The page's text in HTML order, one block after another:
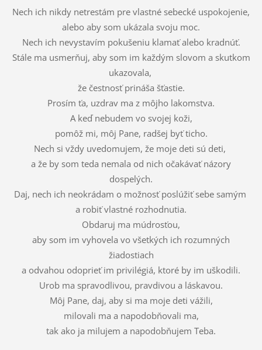
Nech ich nikdy netrestám pre vlastné sebecké uspokojenie,
alebo aby som ukázala svoju moc.
Nech ich nevystavím pokušeniu klamať alebo kradnúť.
Stále ma usmerňuj, aby som im každým slovom a skutkom
ukazovala,
že čestnosť prináša šťastie.
Prosím ťa, uzdrav ma z môjho lakomstva.
A keď nebudem vo svojej koži,
pomôž mi, môj Pane, radšej byť ticho.
Nech si vždy uvedomujem, že moje deti sú deti,
a že by som teda nemala od nich očakávať názory
dospelých.
Daj, nech ich neokrádam o možnosť poslúžiť sebe samým
a robiť vlastné rozhodnutia.
Obdaruj ma múdrosťou,
aby som im vyhovela vo všetkých ich rozumných
žiadostiach
a odvahou odoprieť im privilégiá, ktoré by im uškodili.
Urob ma spravodlivou, pravdivou a láskavou.
Môj Pane, daj, aby si ma moje deti vážili,
milovali ma a napodobňovali ma,
tak ako ja milujem a napodobňujem Teba.